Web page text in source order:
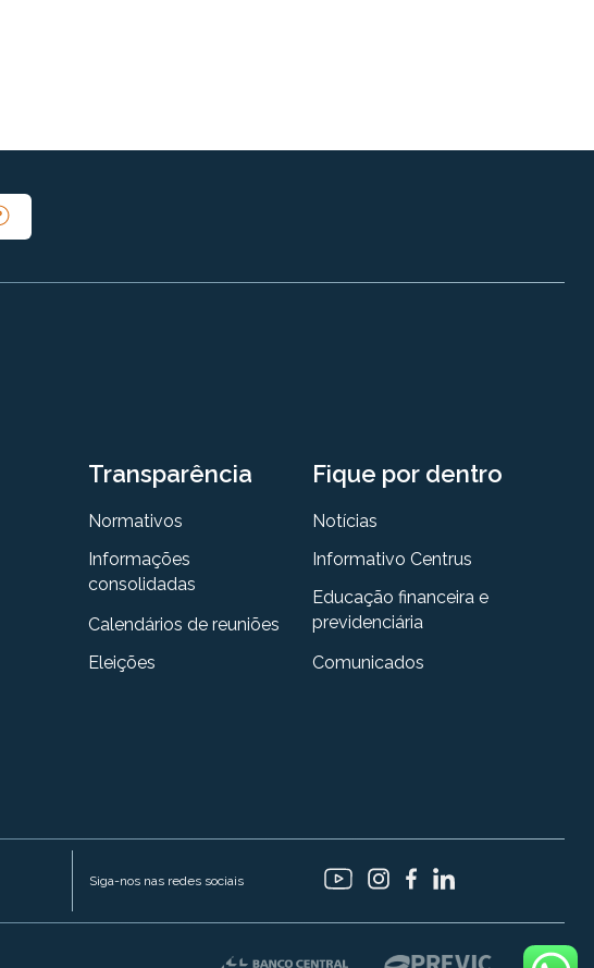
Transparência
Normativos
Informações
consolidadas
Calendários de reuniões
Eleições
Fique por dentro
Notícias
Informativo Centrus
Educação financeira e
previdenciária
Comunicados
Siga-nos nas redes sociais